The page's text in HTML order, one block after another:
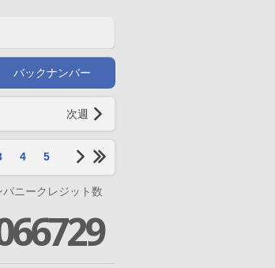
バックナンバー
次週
4 5
パニークレジット数